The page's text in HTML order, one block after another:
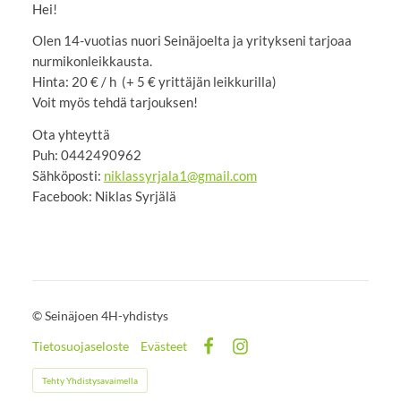
Hei!
Olen 14-vuotias nuori Seinäjoelta ja yritykseni tarjoaa
nurmikonleikkausta.
Hinta: 20 € / h (+ 5 € yrittäjän leikkurilla)
Voit myös tehdä tarjouksen!
Ota yhteyttä
Puh: 0442490962
Sähköposti: niklassyrjala1@gmail.com
Facebook: Niklas Syrjälä
©Seinäjoen 4H-yhdistys
Tietosuojaseloste
Evästeet
Tehty Yhdistysavaimella